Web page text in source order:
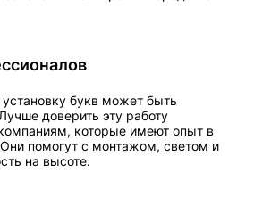
букв может быть
доверить эту работу
которые имеют опыт в
помогут с монтажом, светом и
на высоте.